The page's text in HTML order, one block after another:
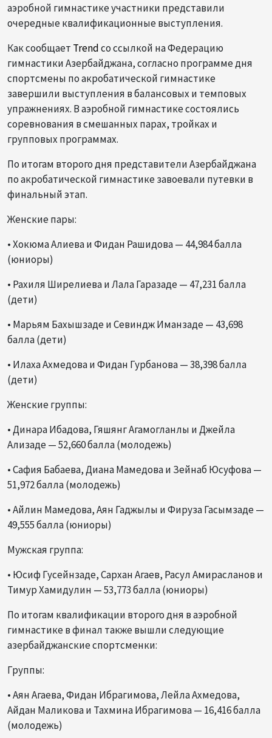
аэробной гимнастике участники представили
очередные квалификационные выступления.
Как сообщает Trendсо ссылкой на Федерацию
гимнастики Азербайджана, согласно программе дня
спортсмены по акробатической гимнастике
завершили выступления в балансовых и темповых
упражнениях. В аэробной гимнастике состоялись
соревнования в смешанных парах, тройках и
групповых программах.
По итогам второго дня представители Азербайджана
по акробатической гимнастике завоевали путевки в
финальный этап.
Женские пары:
• Хокюма Алиева и Фидан Рашидова — 44,984 балла
(юниоры)
• Рахиля Ширелиева и Лала Гаразаде — 47,231 балла
(дети)
• Марьям Бахышзаде и Севиндж Иманзаде — 43,698
балла (дети)
• Илаха Ахмедова и Фидан Гурбанова — 38,398 балла
(дети)
Женские группы:
• Динара Ибадова, Гяшянг Агамогланлы и Джейла
Ализаде — 52,660 балла (молодежь)
• Сафия Бабаева, Диана Мамедова и Зейнаб Юсуфова —
51,972 балла (молодежь)
• Айлин Мамедова, Аян Гаджылы и Фируза Гасымзаде —
49,555 балла (юниоры)
Мужская группа:
• Юсиф Гусейнзаде, Сархан Агаев, Расул Амирасланов и
Тимур Хамидулин — 53,773 балла (юниоры)
По итогам квалификации второго дня в аэробной
гимнастике в финал также вышли следующие
азербайджанские спортсменки:
Группы:
• Аян Агаева, Фидан Ибрагимова, Лейла Ахмедова,
Айдан Маликова и Тахмина Ибрагимова — 16,416 балла
(молодежь)